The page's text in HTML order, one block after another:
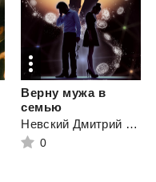
Верну мужа в
семью
Невский Дмитрий Владимирович
0